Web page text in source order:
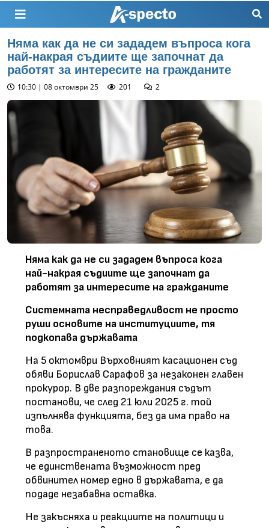
Няма как да не си зададем въпроса кога
най-накрая съдиите ще започнат да
работят за интересите на гражданите
10:30 | 08 октомври 25 201 2
Няма как да не си зададем въпроса кога
най-накрая съдиите ще започнат да
работят за интересите на гражданите
Системната несправедливост не просто
руши основите на институциите, тя
подкопава държавата
На 5 октомври Върховният касационен съд
обяви Борислав Сарафов за незаконен главен
прокурор. В две разпореждания съдът
постанови, че след 21 юли 2025 г. той
изпълнява функцията, без да има право на
това.
В разпространеното становище се казва,
че единствената възможност пред
обвинител номер едно в държавата, е да
подаде незабавна оставка.
Не закъсняха и реакциите на политици и